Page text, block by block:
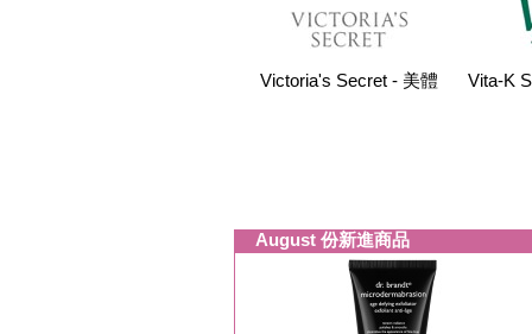
Victoria's Secret - 美體 Vita-K
August 份新進商品